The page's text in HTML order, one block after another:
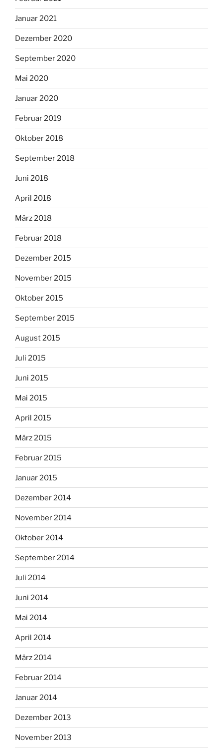
Januar 2021
Dezember 2020
September 2020
Mai 2020
Januar 2020
Februar 2019
Oktober 2018
September 2018
Juni 2018
April 2018
März 2018
Februar 2018
Dezember 2015
November 2015
Oktober 2015
September 2015
August 2015
Juli 2015
Juni 2015
Mai 2015
April 2015
März 2015
Februar 2015
Januar 2015
Dezember 2014
November 2014
Oktober 2014
September 2014
Juli 2014
Juni 2014
Mai 2014
April 2014
März 2014
Februar 2014
Januar 2014
Dezember 2013
November 2013